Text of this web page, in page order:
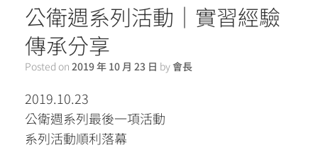
公衛週系列活動｜實習經驗
傳承分享
Posted on 2019 年 10 月 23 日 by會長
2019.10.23
公衛週系列最後一項活動
系列活動順利落幕